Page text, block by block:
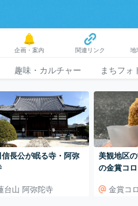
企画・案内 関連リンク 地
趣味・カルチャー まちフォ
長公が眠る寺・阿弥
台山 阿弥陀寺
美観地区
の金賞コ
金賞コ